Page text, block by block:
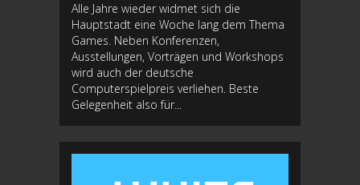
Alle Jahre wieder widmet sich die
Hauptstadt eine Woche lang dem Thema
Games. Neben Konferenzen,
Ausstellungen, Vorträgen und Workshops
wird auch der deutsche
Computerspielpreis verliehen. Beste
Gelegenheit also für...